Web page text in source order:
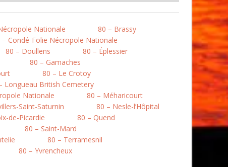
Nationale
80 – Brassy
– Condé-Folie Nécropole Nationale
80 – Doullens
80 – Éplessier
80 – Gamaches
80 – Le Crotoy
Longueau British Cemetery
Nationale
80 – Méharicourt
Saint-Saturnin
80 – Nesle-l’Hôpital
de-Picardie
80 – Quend
80 – Saint-Mard
80 – Terramesnil
80 – Yvrencheux